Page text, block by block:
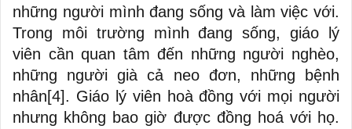
những người mình đang sống và làm việc với.
Trong môi trường mình đang sống, giáo lý
viên cần quan tâm đến những người nghèo,
những người già cả neo đơn, những bệnh
nhân[4]. Giáo lý viên hoà đồng với mọi người
nhưng không bao giờ được đồng hoá với họ.